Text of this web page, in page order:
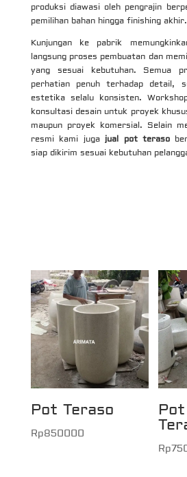
produksi diawasi oleh pengrajin
pemilihan bahan hingga finishing akhir.
Kunjungan ke pabrik
langsung proses pembuatan dan
yang sesuai kebutuhan. Semua
perhatian penuh terhadap detail,
estetika selalu konsisten.
konsultasi desain untuk proyek
maupun proyek komersial. Selain
resmi kami jugajual pot teraso
siap dikirim sesuai kebutuhan
Pot Teraso
Rp850000
Rp